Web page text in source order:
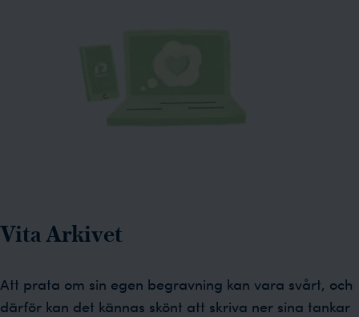
Vita Arkivet
Att prata om sin egen begravning kan vara svårt, och
därför kan det kännas skönt att skriva ner sina tankar